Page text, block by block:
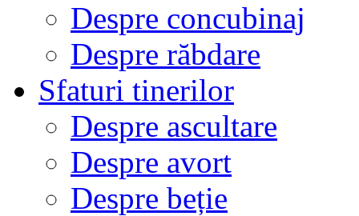
Despre concubinaj
Despre răbdare
Sfaturi tinerilor
Despre ascultare
Despre avort
Despre beție